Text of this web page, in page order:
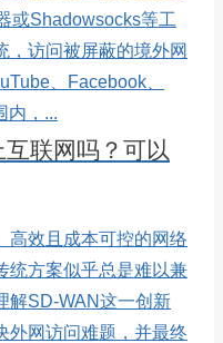
或Shadowsocks等工
，访问被屏蔽的境外网
、Facebook、
内，...
联网吗？可以
高效且成本可控的网络
统方案似乎总是难以兼
解SD-WAN这一创新
外网访问难题，并最终